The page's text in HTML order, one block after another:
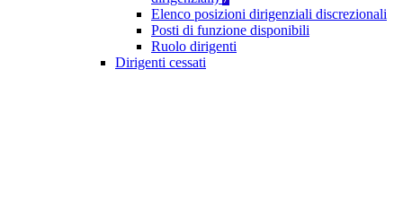
Elenco posizioni dirigenziali discrezionali
Posti di funzione disponibili
Ruolo dirigenti
Dirigenti cessati